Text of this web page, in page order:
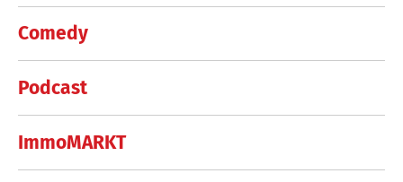
Comedy
Podcast
ImmoMARKT